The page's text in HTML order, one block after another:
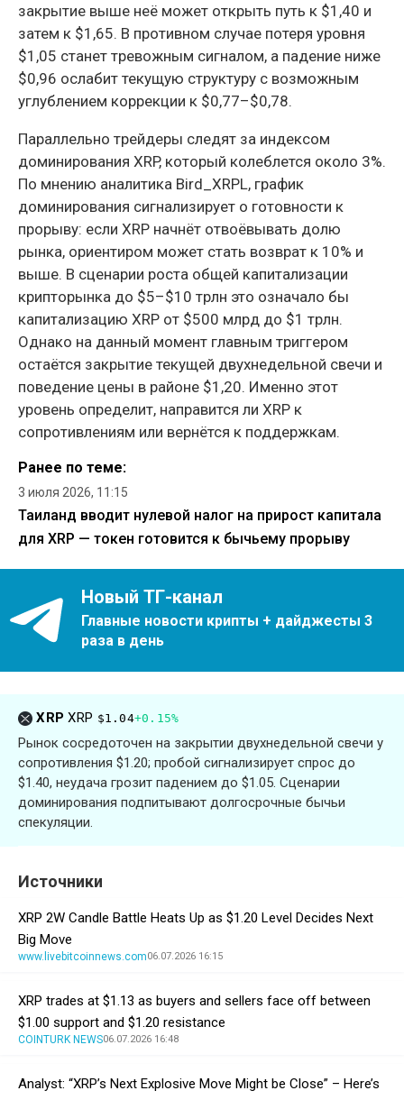
закрытие выше неё может открыть путь к $1,40 и
затем к $1,65. В противном случае потеря уровня
$1,05 станет тревожным сигналом, а падение ниже
$0,96 ослабит текущую структуру с возможным
углублением коррекции к $0,77–$0,78.
Параллельно трейдеры следят за индексом
доминирования XRP, который колеблется около 3%.
По мнению аналитика Bird_XRPL, график
доминирования сигнализирует о готовности к
прорыву: если XRP начнёт отвоёвывать долю
рынка, ориентиром может стать возврат к 10% и
выше. В сценарии роста общей капитализации
крипторынка до $5–$10 трлн это означало бы
капитализацию XRP от $500 млрд до $1 трлн.
Однако на данный момент главным триггером
остаётся закрытие текущей двухнедельной свечи и
поведение цены в районе $1,20. Именно этот
уровень определит, направится ли XRP к
сопротивлениям или вернётся к поддержкам.
Ранее по теме:
3 июля 2026, 11:15
Таиланд вводит нулевой налог на прирост капитала
для XRP — токен готовится к бычьему прорыву
Новый ТГ-канал
Главные новости крипты + дайджесты 3
раза в день
XRPXRP $1.04+0.15%
Рынок сосредоточен на закрытии двухнедельной свечи у
сопротивления $1.20; пробой сигнализирует спрос до
$1.40, неудача грозит падением до $1.05. Сценарии
доминирования подпитывают долгосрочные бычьи
спекуляции.
Источники
XRP 2W Candle Battle Heats Up as $1.20 Level Decides Next
Big Move
www.livebitcoinnews.com06.07.2026 16:15
XRP trades at $1.13 as buyers and sellers face off between
$1.00 support and $1.20 resistance
COINTURK NEWS06.07.2026 16:48
Analyst: “XRP’s Next Explosive Move Might be Close” – Here’s